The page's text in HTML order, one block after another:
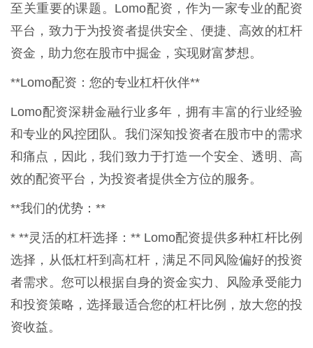
至关重要的课题。Lomo配资，作为一家专业的配资
平台，致力于为投资者提供安全、便捷、高效的杠杆
资金，助力您在股市中掘金，实现财富梦想。
**Lomo配资：您的专业杠杆伙伴**
Lomo配资深耕金融行业多年，拥有丰富的行业经验
和专业的风控团队。我们深知投资者在股市中的需求
和痛点，因此，我们致力于打造一个安全、透明、高
效的配资平台，为投资者提供全方位的服务。
**我们的优势：**
* **灵活的杠杆选择：** Lomo配资提供多种杠杆比例
选择，从低杠杆到高杠杆，满足不同风险偏好的投资
者需求。您可以根据自身的资金实力、风险承受能力
和投资策略，选择最适合您的杠杆比例，放大您的投
资收益。